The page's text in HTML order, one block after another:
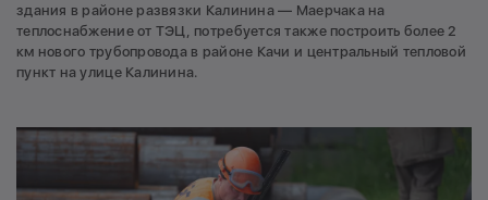
здания в районе развязки Калинина — Маерчака на
теплоснабжение от ТЭЦ, потребуется также построить более 2
км нового трубопровода в районе Качи и центральный тепловой
пункт на улице Калинина.